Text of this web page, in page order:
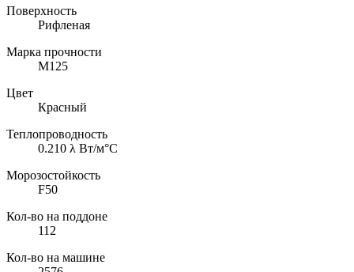
Поверхность
Рифленая
Марка прочности
М125
Цвет
Красный
Теплопроводность
0.210 λ Вт/м°С
Морозостойкость
F50
Кол-во на поддоне
112
Кол-во на машине